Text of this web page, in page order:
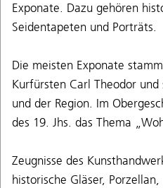
Exponate. Dazu gehören
Seidentapeten und Porträts.
Die meisten Exponate
Kurfürsten Carl Theodor
und der Region. Im
des 19. Jhs. das Thema
Zeugnisse des
historische Gläser,